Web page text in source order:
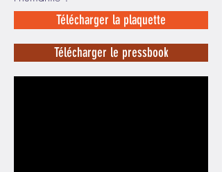
Télécharger la plaquette
Télécharger le pressbook